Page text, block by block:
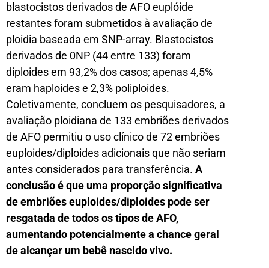
blastocistos derivados de AFO euplóide
restantes foram submetidos à avaliação de
ploidia baseada em SNP-array. Blastocistos
derivados de 0NP (44 entre 133) foram
diploides em 93,2% dos casos; apenas 4,5%
eram haploides e 2,3% poliploides.
Coletivamente, concluem os pesquisadores, a
avaliação ploidiana de 133 embriões derivados
de AFO permitiu o uso clínico de 72 embriões
euploides/diploides adicionais que não seriam
antes considerados para transferência. A
conclusão é que uma proporção significativa
de embriões euploides/diploides pode ser
resgatada de todos os tipos de AFO,
aumentando potencialmente a chance geral
de alcançar um bebê nascido vivo.